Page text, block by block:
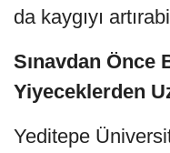
da kaygıyı
Sınavdan Önce
Yiyeceklerden
Yeditepe